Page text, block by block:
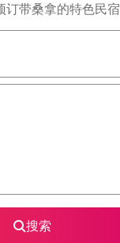
订带桑拿的特色民宿
用上下方向键查看，
搜索